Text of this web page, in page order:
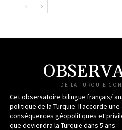
DE LA TURQUIE
Cet observatoire bilingue français/
politique de la Turquie. Il accorde
conséquences géopolitiques et
que deviendra la Turquie dans 5 ans.